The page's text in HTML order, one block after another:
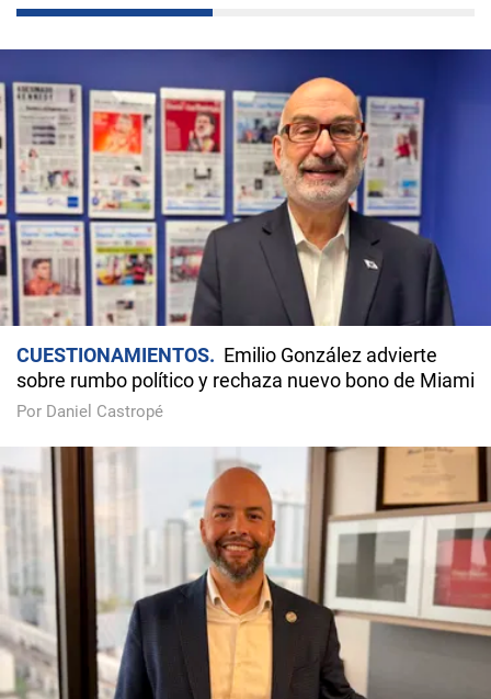
CUESTIONAMIENTOS
Emilio González advierte
sobre rumbo político y rechaza nuevo bono de Miami
Por Daniel Castropé